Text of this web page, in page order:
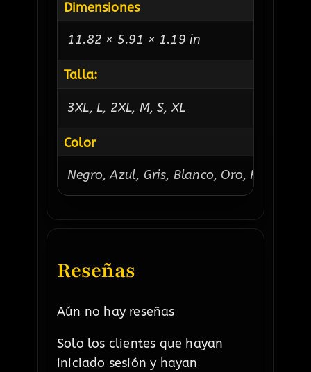
Dimensiones
11.82 × 5.91 × 1.19 in
Talla:
3XL, L, 2XL, M, S, XL
Color
Negro, Azul, Gris, Blanco, Oro, Rojo
Reseñas
Aún no hay reseñas
Solo los clientes que hayan
iniciado sesión y hayan